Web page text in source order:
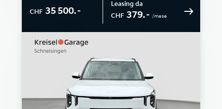
CHF 35 500.–
Leasing da
CHF 379.– /mese